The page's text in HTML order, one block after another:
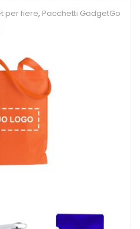
per fiere, Pacchetti GadgetGo